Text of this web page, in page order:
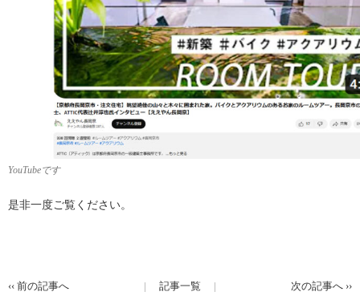
YouTubeです
是非一度ご覧ください。
次の記事へ ››
‹‹ 前の記事へ 記事一覧